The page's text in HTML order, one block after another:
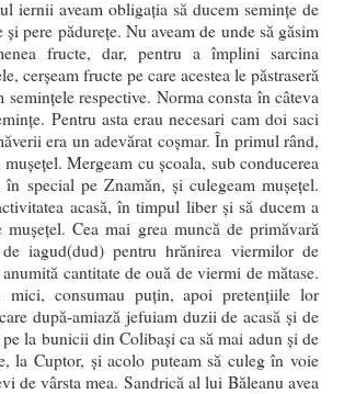
iernii aveam obligația să ducem semințe de
și pere pădurețe. Nu aveam de unde să găsim
fructe, dar, pentru a împlini sarcina
cerșeam fructe pe care acestea le păstraseră
respective. Norma consta în câteva
Pentru asta erau necesari cam doi saci
era un adevărat coșmar. În primul rând,
Mergeam cu școala, sub conducerea
special pe Znamăn, și culegeam mușețel.
acasă, în timpul liber și să ducem a
Cea mai grea muncă de primăvară
iagud(dud) pentru hrănirea viermilor de
cantitate de ouă de viermi de mătase.
consumau puțin, apoi pretențiile lor
după-amiază jefuiam duzii de acasă și de
la bunicii din Colibași ca să mai adun și de
la Cuptor, și acolo puteam să culeg în voie
de vârsta mea. Sandrică al lui Băleanu avea